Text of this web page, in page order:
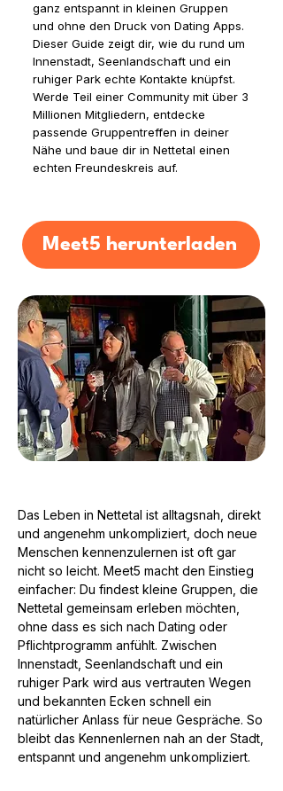
ganz entspannt in kleinen Gruppen
und ohne den Druck von Dating Apps.
Dieser Guide zeigt dir, wie du rund um
Innenstadt, Seenlandschaft und ein
ruhiger Park echte Kontakte knüpfst.
Werde Teil einer Community mit über 3
Millionen Mitgliedern, entdecke
passende Gruppentreffen in deiner
Nähe und baue dir in Nettetal einen
echten Freundeskreis auf.
Meet5 herunterladen
Das Leben in Nettetal ist alltagsnah, direkt
und angenehm unkompliziert, doch neue
Menschen kennenzulernen ist oft gar
nicht so leicht. Meet5 macht den Einstieg
einfacher: Du findest kleine Gruppen, die
Nettetal gemeinsam erleben möchten,
ohne dass es sich nach Dating oder
Pflichtprogramm anfühlt. Zwischen
Innenstadt, Seenlandschaft und ein
ruhiger Park wird aus vertrauten Wegen
und bekannten Ecken schnell ein
natürlicher Anlass für neue Gespräche. So
bleibt das Kennenlernen nah an der Stadt,
entspannt und angenehm unkompliziert.